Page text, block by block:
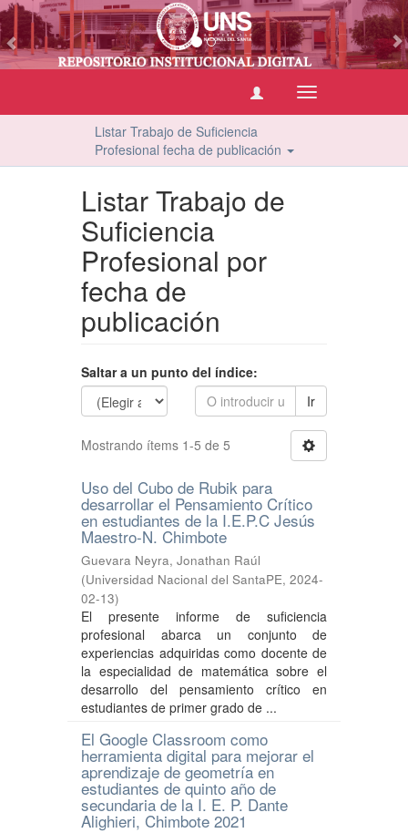
Cambiar
navegación
Listar Trabajo de Suficiencia
Profesional fecha de publicación
Listar Trabajo de
Suficiencia
Profesional por
fecha de
publicación
Saltar a un punto del índice:
Ir
Mostrando ítems 1-5 de 5
Uso del Cubo de Rubik para
desarrollar el Pensamiento Crítico
en estudiantes de la I.E.P.C Jesús
Maestro-N. Chimbote
Guevara Neyra, Jonathan Raúl
(Universidad Nacional del SantaPE, 2024-
02-13)
El presente informe de suficiencia
profesional abarca un conjunto de
experiencias adquiridas como docente de
la especialidad de matemática sobre el
desarrollo del pensamiento crítico en
estudiantes de primer grado de ...
El Google Classroom como
herramienta digital para mejorar el
aprendizaje de geometría en
estudiantes de quinto año de
secundaria de la I. E. P. Dante
Alighieri, Chimbote 2021